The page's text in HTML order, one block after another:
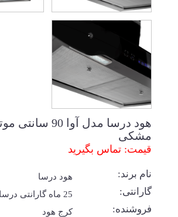
مشکی
قیمت: تماس بگیرید
نام برند: هود درسا
گارانتی: 25 ماه گارانتی درسا
فروشنده: کرج هود